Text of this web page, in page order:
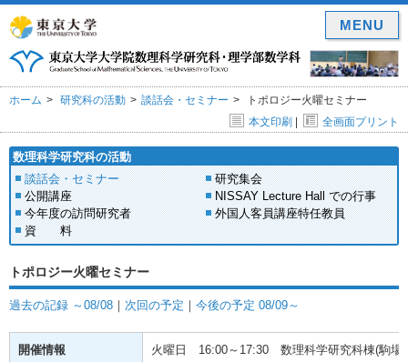
ホーム 研究科の活動 談話会・セミナー
トポロジー火曜セミナー
本文印刷 | 全画面プリント
数理科学研究科の活動
談話会・セミナー
研究集会
公開講座
NISSAY Lecture Hall での行事
今年度の訪問研究者
外国人客員講座特任教員
資 料
トポロジー火曜セミナー
過去の記録 ～08/08 ｜ 次回の予定 ｜ 今後の予定 08/09～
開催情報 火曜日 16:00～17:30 数理科学研究科棟(駒場
MENU